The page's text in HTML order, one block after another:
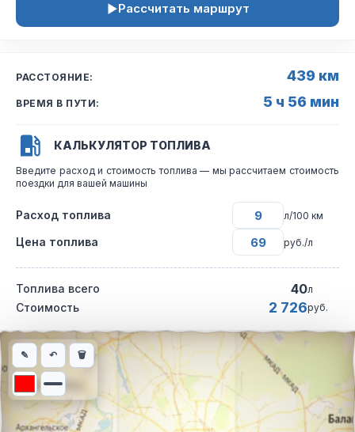
Рассчитать маршрут
РАССТОЯНИЕ: 439 км
ВРЕМЯ В ПУТИ: 5 ч 56 мин
КАЛЬКУЛЯТОР ТОПЛИВА
Введите расход и стоимость топлива — мы рассчитаем стоимость
поездки для вашей машины
Расход топлива л/100 км
Цена топлива руб./л
Топлива всего 40л
Стоимость 2 726руб.
Интерактивная карта автомобильного маршрута из города
✎ ↶ 🗑